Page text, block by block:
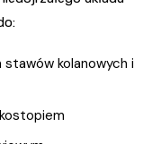
stawów kolanowych i